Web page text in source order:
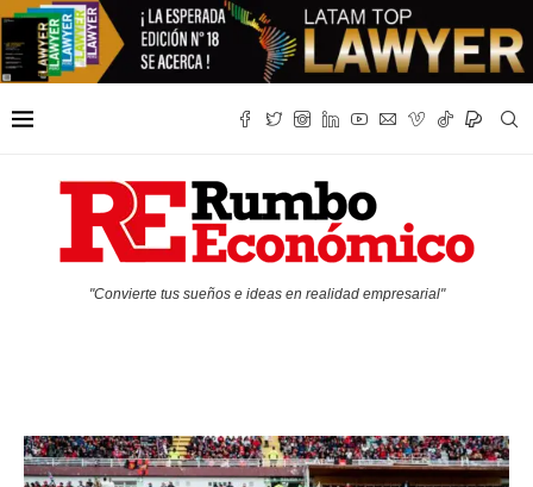
"Convierte tus sueños e ideas en realidad empresarial"